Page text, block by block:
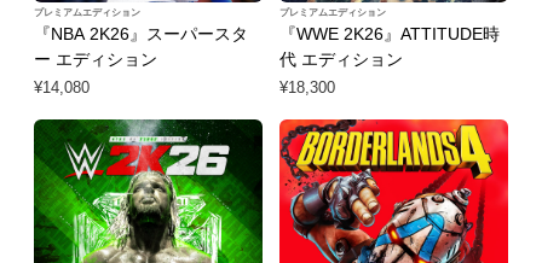
『NBA 2K26』スーパースタ
ー エディション
プレミアムエディション
¥14,080
『WWE 2K26』ATTITUDE時
代 エディション
プレミアムエディション
¥18,300